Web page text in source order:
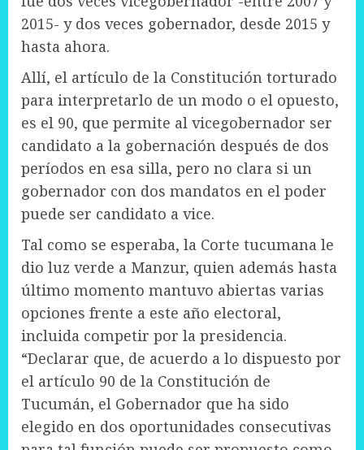
2015- y dos veces gobernador, desde 2015 y
hasta ahora.
Allí, el artículo de la Constitución torturado
para interpretarlo de un modo o el opuesto,
es el 90, que permite al vicegobernador ser
candidato a la gobernación después de dos
períodos en esa silla, pero no clara si un
gobernador con dos mandatos en el poder
puede ser candidato a vice.
Tal como se esperaba, la Corte tucumana le
dio luz verde a Manzur, quien además hasta
último momento mantuvo abiertas varias
opciones frente a este año electoral,
incluida competir por la presidencia.
“Declarar que, de acuerdo a lo dispuesto por
el artículo 90 de la Constitución de
Tucumán, el Gobernador que ha sido
elegido en dos oportunidades consecutivas